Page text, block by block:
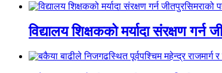
विद्यालय शिक्षकको मर्यादा संरक्षण गर्न